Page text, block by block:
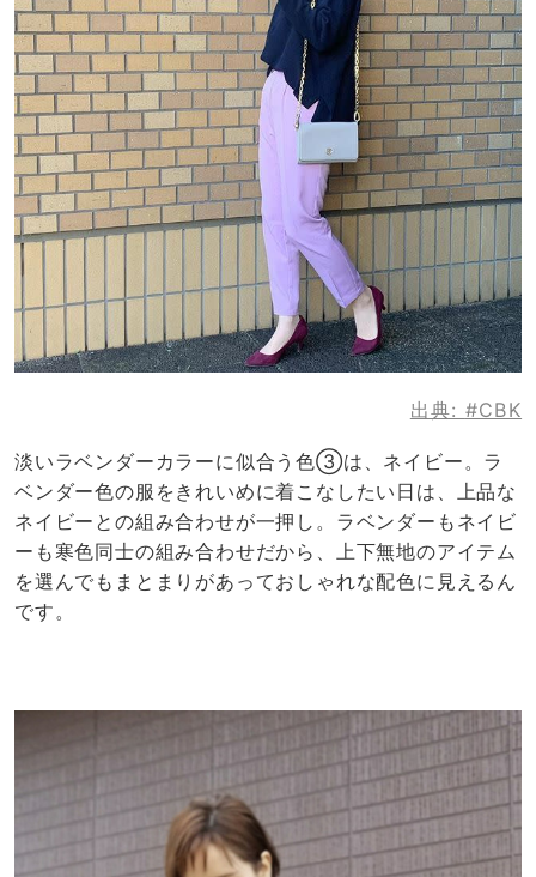
出典: #CBK
淡いラベンダーカラーに似合う色③は、ネイビー。ラ
ベンダー色の服をきれいめに着こなしたい日は、上品な
ネイビーとの組み合わせが一押し。ラベンダーもネイビ
ーも寒色同士の組み合わせだから、上下無地のアイテム
を選んでもまとまりがあっておしゃれな配色に見えるん
です。